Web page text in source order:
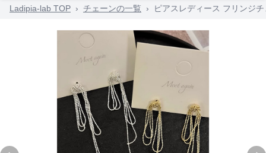
Ladipia-lab TOP › チェーンの一覧 › ピアスレディース フリンジ